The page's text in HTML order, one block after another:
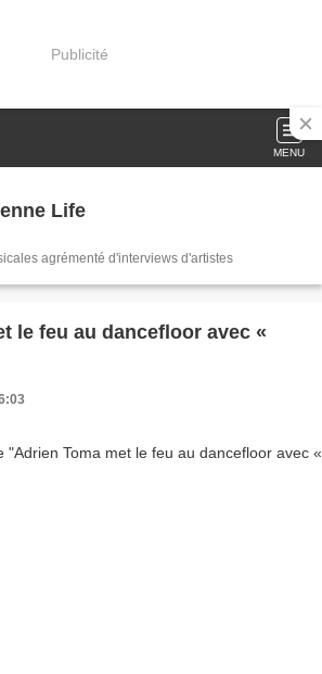
Publicité
MENU
Life
agrémenté d'interviews d'artistes
le feu au dancefloor avec «